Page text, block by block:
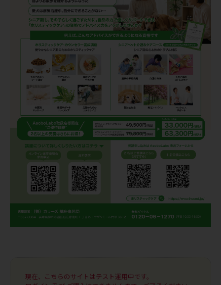
現在、こちらのサイトはテスト運用中です。